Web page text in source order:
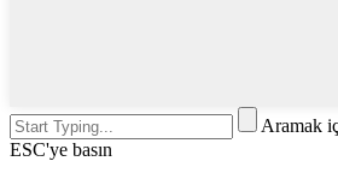
Aramak
ESC'ye basın